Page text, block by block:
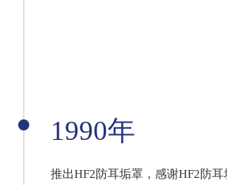
1990年
推出HF2防耳垢罩，感谢HF2防